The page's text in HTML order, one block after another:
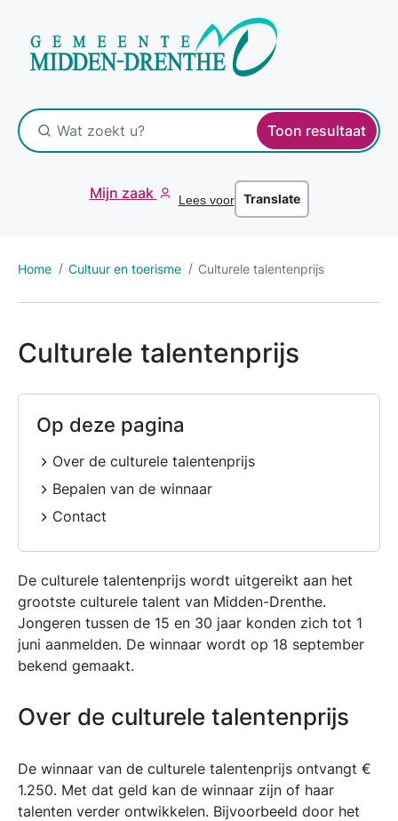
Toon resultaat
Mijn zaak Lees voor Translate
Home Cultuur en toerisme Culturele talentenprijs
Culturele talentenprijs
De culturele talentenprijs wordt uitgereikt aan het
grootste culturele talent van Midden-Drenthe.
Jongeren tussen de 15 en 30 jaar konden zich tot 1
juni aanmelden. De winnaar wordt op 18 september
bekend gemaakt.
Over de culturele talentenprijs
De winnaar van de culturele talentenprijs ontvangt €
1.250. Met dat geld kan de winnaar zijn of haar
talenten verder ontwikkelen. Bijvoorbeeld door het
Op deze pagina
Over de culturele talentenprijs
Bepalen van de winnaar
Contact